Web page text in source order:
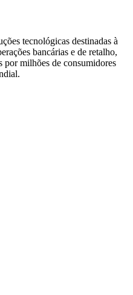
tecnológicas destinadas à
bancárias e de retalho,
por milhões de consumidores